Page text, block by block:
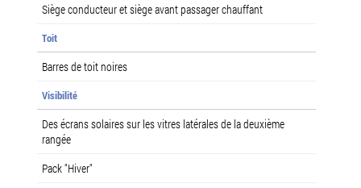
Siège conducteur et siège avant passager chauffant
Toit
Barres de toit noires
Visibilité
Des écrans solaires sur les vitres latérales de la deuxième
rangée
Pack "Hiver"